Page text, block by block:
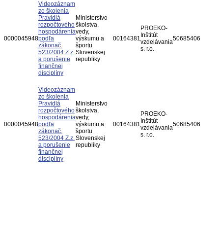
0000045948
Videozáznam
zo školenia
Pravidlá
rozpočtového
hospodárenia
podľa
zákonač.
523/2004 Z.z.
a porušenie
finančnej
disciplíny
Ministerstvo
školstva,
vedy,
výskumu a
športu
Slovenskej
republiky
00164381
PROEKO-
Inštitút
vzdelávania
s. r.o.
50685406
0000045948
Videozáznam
zo školenia
Pravidlá
rozpočtového
hospodárenia
podľa
zákonač.
523/2004 Z.z.
a porušenie
finančnej
disciplíny
Ministerstvo
školstva,
vedy,
výskumu a
športu
Slovenskej
republiky
00164381
PROEKO-
Inštitút
vzdelávania
s. r.o.
50685406